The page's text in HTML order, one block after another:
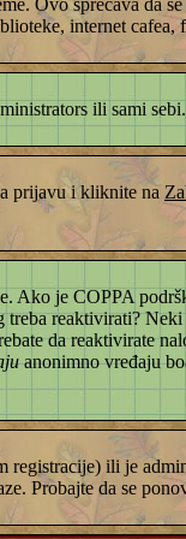
Ovo sprečava da
internet cafea,
ili sami
prijavu i kliknite na
Ako je COPPA
reaktivirati?
da reaktivirate
anonimno vređaju
ili je
Probajte da se